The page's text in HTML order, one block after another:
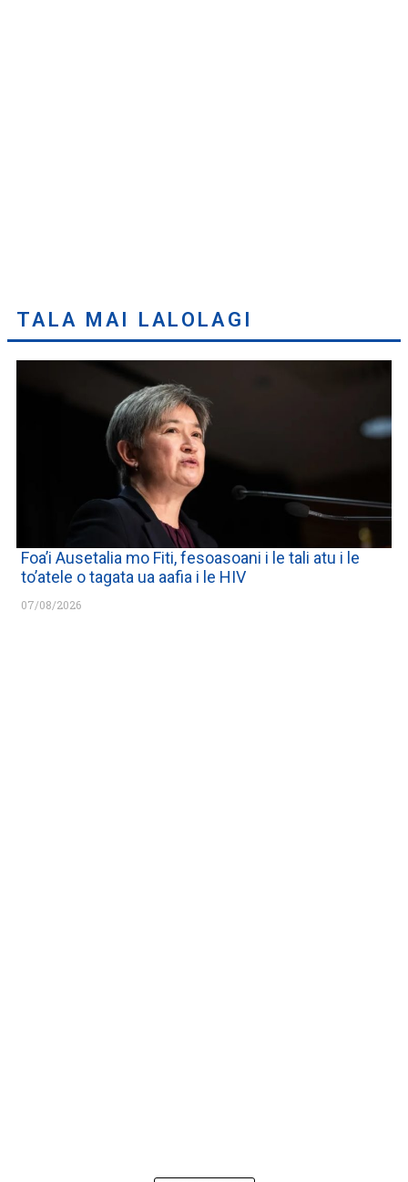
TALA MAI LALOLAGI
Foa’i Ausetalia mo Fiti, fesoasoani i le tali atu i le
to’atele o tagata ua aafia i le HIV
07/08/2026